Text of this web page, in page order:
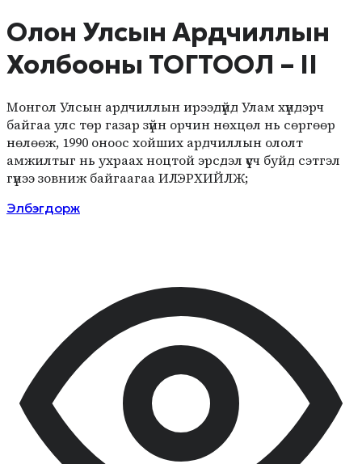
Олон Улсын Ардчиллын
Холбооны ТОГТООЛ – II
Монгол Улсын ардчиллын ирээдүйд Улам хүндэрч
байгаа улс төр газар зүйн орчин нөхцөл нь сөргөөр
нөлөөж, 1990 оноос хойших ардчиллын ололт
амжилтыг нь ухраах ноцтой эрсдэл үүсч буйд сэтгэл
гүнээ зовниж байгаагаа ИЛЭРХИЙЛЖ;
Элбэгдорж